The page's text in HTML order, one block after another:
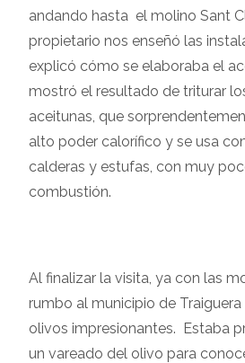
andando hasta el molino Sant
propietario nos enseñó las
explicó cómo se elaboraba el
mostró el resultado de triturar
aceitunas, que
alto poder calorífico y se usa
calderas y estufas, con muy
combustión.
Al finalizar la visita, ya con las
rumbo al municipio de Traiguera
olivos impresionantes. Estaba
un vareado del olivo para